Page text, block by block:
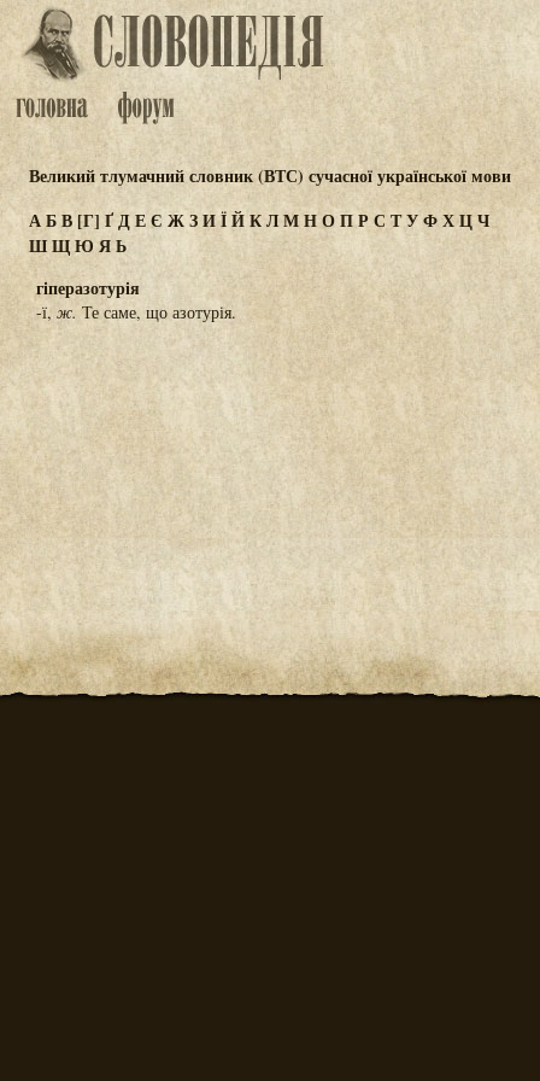
Великий тлумачний словник (ВТС) сучасної української мови
АБВ[Г] ҐДЕЄ ЖЗИЇЙКЛМНОПР СТУФХЦЧ
ШЩЮЯЬ
гіперазотурія
-ї, ж. Те саме, що азотурія.